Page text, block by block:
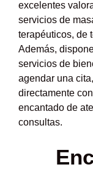
excelentes
servicios de
terapéuticos, de
Además,
servicios de
agendar una
directamente
encantado de
consultas.